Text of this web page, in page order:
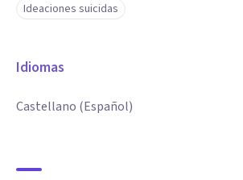
Ideaciones suicidas
Idiomas
Castellano (Español)